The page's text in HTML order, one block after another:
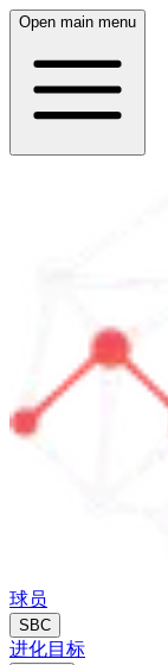
Open main menu
球员
SBC
进化目标